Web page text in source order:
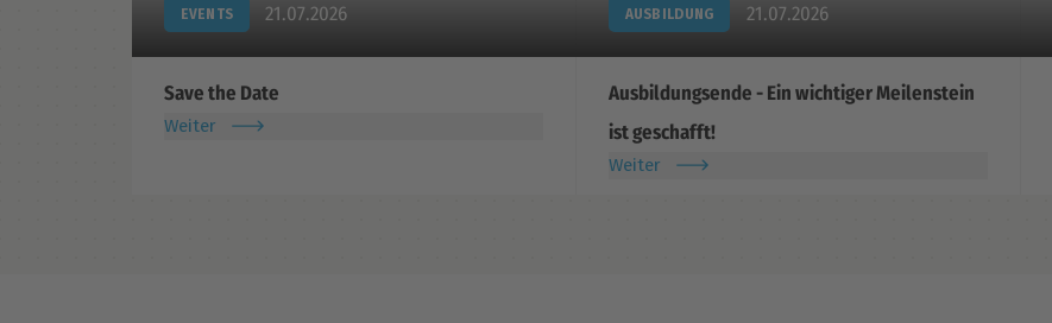
EVENTS 21.07.2026
Save the Date
Weiter
AUSBILDUNG 21.07.2026
Ausbildungsende - Ein wichtiger Meilenstein
ist geschafft!
Weiter